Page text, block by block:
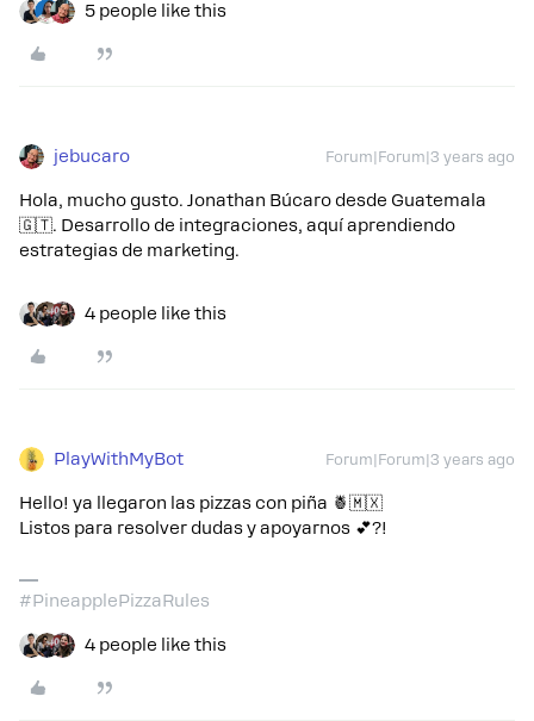
5 people like this
jebucaro Forum|Forum|3 years ago
Hola, mucho gusto. Jonathan Búcaro desde Guatemala
🇬🇹. Desarrollo de integraciones, aquí aprendiendo
estrategias de marketing.
4 people like this
PlayWithMyBot Forum|Forum|3 years ago
Hello! ya llegaron las pizzas con piña 🍍🇲🇽
Listos para resolver dudas y apoyarnos 💕?!
#PineapplePizzaRules
4 people like this